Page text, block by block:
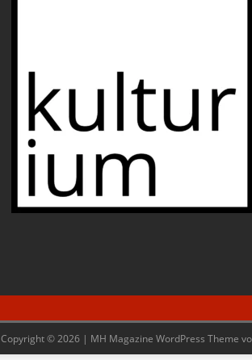
Copyright © 2026 | MH Magazine WordPress Theme